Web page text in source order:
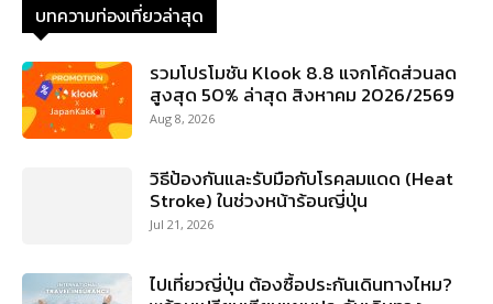
บทความท่องเที่ยวล่าสุด
รวมโปรโมชัน Klook 8.8 แจกโค้ดส่วนลด
สูงสุด 50% ล่าสุด สิงหาคม 2026/2569
Aug 8, 2026
วิธีป้องกันและรับมือกับโรคลมแดด (Heat
Stroke) ในช่วงหน้าร้อนญี่ปุ่น
Jul 21, 2026
ไปเที่ยวญี่ปุ่น ต้องซื้อประกันเดินทางไหม?